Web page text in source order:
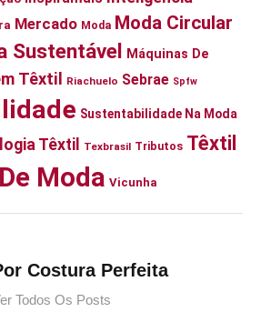
Mercado Moda Moda Circular
Sustentável Máquinas De
Têxtil Riachuelo Sebrae Spfw
Sustentabilidade Na Moda
Têxtil Texbrasil Tributos Têxtil
Moda Vicunha
Costura Perfeita
Todos Os Posts